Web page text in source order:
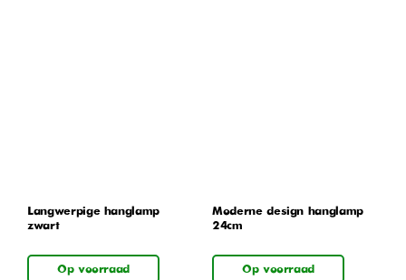
Langwerpige hanglamp –
zwart
Op voorraad
Moderne design hanglamp
24cm
Op voorraad